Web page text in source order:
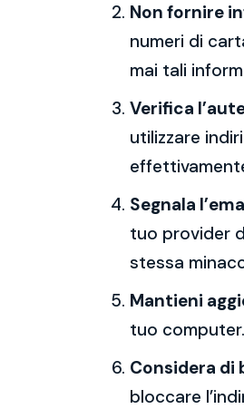
Non fornire
numeri di
mai tali
Verifica
utilizzare
Segnala
tuo provider
stessa
Mantieni
tuo
Considera
bloccare